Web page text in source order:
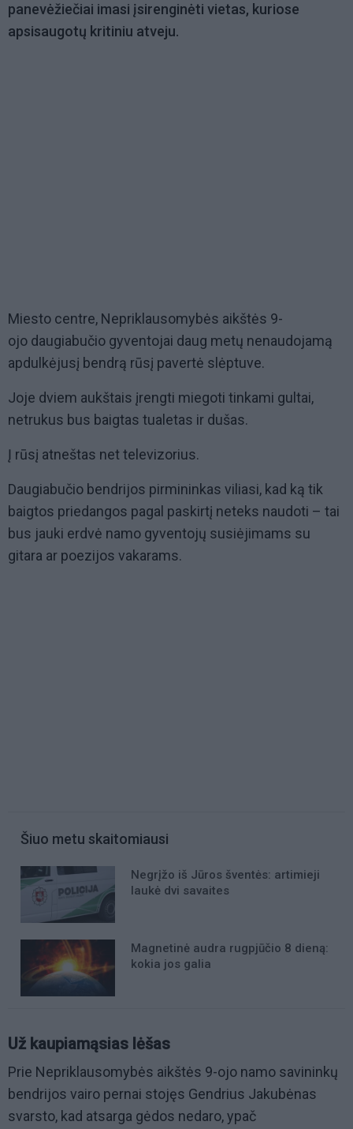
panevėžiečiai imasi įsirenginėti vietas, kuriose
apsisaugotų kritiniu atveju.
Miesto centre, Nepriklausomybės aikštės 9-
ojo daugiabučio gyventojai daug metų nenaudojamą
apdulkėjusį bendrą rūsį pavertė slėptuve.
Joje dviem aukštais įrengti miegoti tinkami gultai,
netrukus bus baigtas tualetas ir dušas.
Į rūsį atneštas net televizorius.
Daugiabučio bendrijos pirmininkas viliasi, kad ką tik
baigtos priedangos pagal paskirtį neteks naudoti – tai
bus jauki erdvė namo gyventojų susiėjimams su
gitara ar poezijos vakarams.
Šiuo metu skaitomiausi
Negrįžo iš Jūros šventės: artimieji
laukė dvi savaites
Magnetinė audra rugpjūčio 8 dieną:
kokia jos galia
Už kaupiamąsias lėšas
Prie Nepriklausomybės aikštės 9-ojo namo savininkų
bendrijos vairo pernai stojęs Gendrius Jakubėnas
svarsto, kad atsarga gėdos nedaro, ypač